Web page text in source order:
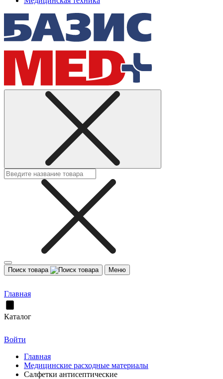
Поиск товара Меню
Главная
Каталог
Войти
Главная
Медицинские расходные материалы
Салфетки антисептические